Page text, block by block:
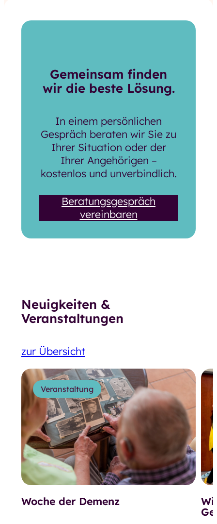
Gemeinsam finden
wir die beste Lösung.
In einem persönlichen
Gespräch beraten wir Sie zu
Ihrer Situation oder der
Ihrer Angehörigen –
kostenlos und unverbindlich.
Beratungsgespräch
vereinbaren
Neuigkeiten &
Veranstaltungen
zur Übersicht
Veranstaltung
Woche der Demenz